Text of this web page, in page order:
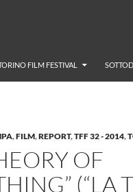
FILM FESTIVAL
,FILM,REPORT,TFF 32 - 2014,
OF
(“LA